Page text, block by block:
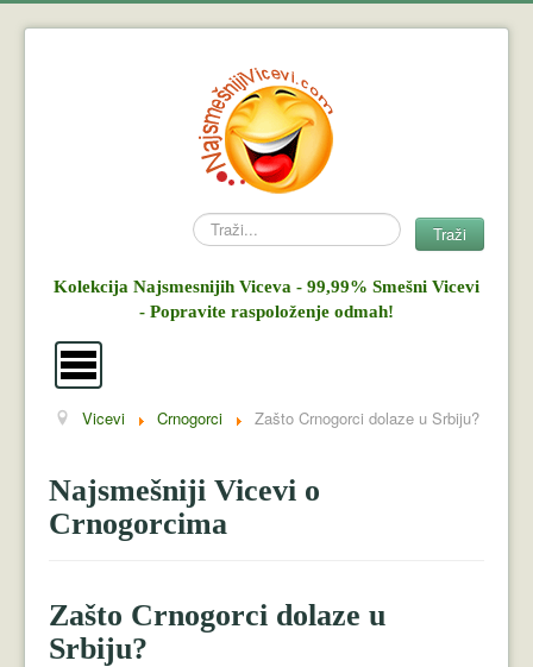
Search Traži
Kolekcija Najsmesnijih Viceva - 99,99% Smešni Vicevi
- Popravite raspoloženje odmah!
Vicevi
Mujo i Haso
Crnogorci
Lala
Vicevi Crnogorci Zašto Crnogorci dolaze u Srbiju?
Najsmešniji Vicevi o
Crnogorcima
Zašto Crnogorci dolaze u
Srbiju?